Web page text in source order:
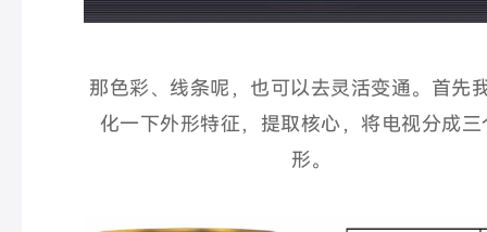
那色彩、线条呢，也可以去灵活变通。 首先
化一下外形特征，提取核心，将电视分成三
形。